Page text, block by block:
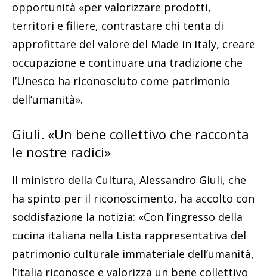
opportunità «per valorizzare prodotti,
territori e filiere, contrastare chi tenta di
approfittare del valore del Made in Italy, creare
occupazione e continuare una tradizione che
l’Unesco ha riconosciuto come patrimonio
dell’umanità».
Giuli. «Un bene collettivo che racconta
le nostre radici»
Il ministro della Cultura, Alessandro Giuli, che
ha spinto per il riconoscimento, ha accolto con
soddisfazione la notizia: «Con l’ingresso della
cucina italiana nella Lista rappresentativa del
patrimonio culturale immateriale dell’umanità,
l’Italia riconosce e valorizza un bene collettivo